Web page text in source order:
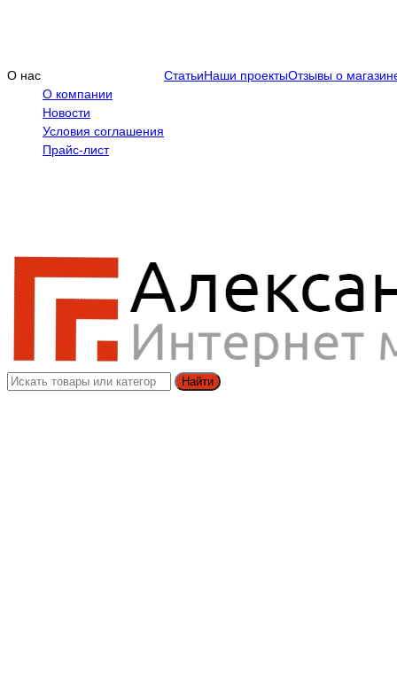
О нас
О компании
Новости
Условия соглашения
Прайс-лист
СтатьиНаши проектыОтзывы о
Найти